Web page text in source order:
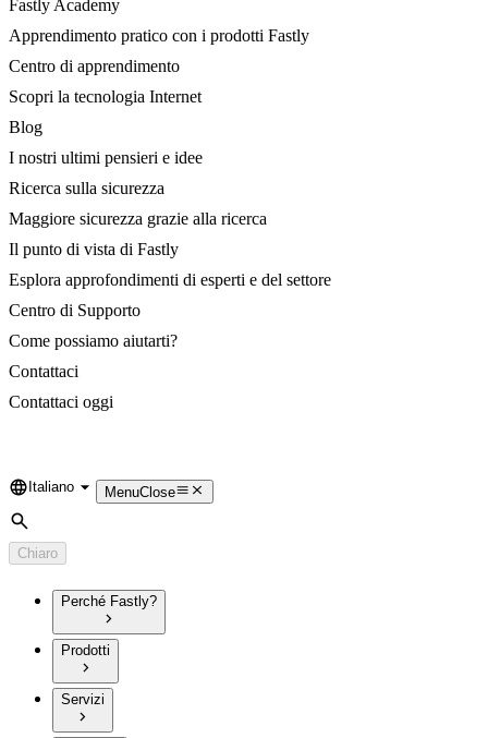
Fastly Academy
Apprendimento pratico con i prodotti Fastly
Centro di apprendimento
Scopri la tecnologia Internet
Blog
I nostri ultimi pensieri e idee
Ricerca sulla sicurezza
Maggiore sicurezza grazie alla ricerca
Il punto di vista di Fastly
Esplora approfondimenti di esperti e del settore
Centro di Supporto
Come possiamo aiutarti?
Contattaci
Contattaci oggi
Language
Italiano MenuClose
Cerca
Chiaro
Perché Fastly?
Prodotti
Servizi